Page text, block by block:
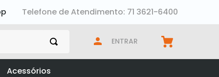
Telefone de Atendimento: 71 3621-6400
ENTRAR
Acessórios